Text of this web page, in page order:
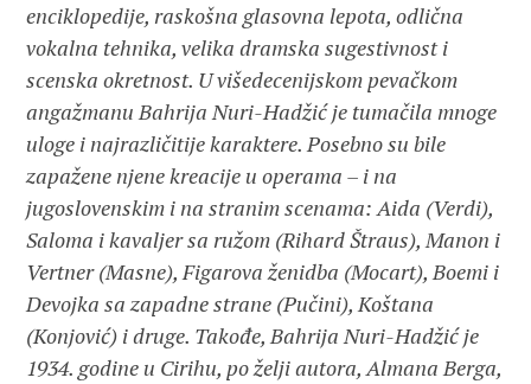
enciklopedije, raskošna glasovna lepota, odlična
vokalna tehnika, velika dramska sugestivnost i
scenska okretnost. U višedecenijskom pevačkom
angažmanu Bahrija Nuri-Hadžić je tumačila mnoge
uloge i najrazličitije karaktere. Posebno su bile
zapažene njene kreacije u operama – i na
jugoslovenskim i na stranim scenama: Aida (Verdi),
Saloma i kavaljer sa ružom (Rihard Štraus), Manon i
Vertner (Masne), Figarova ženidba (Mocart), Boemi i
Devojka sa zapadne strane (Pučini), Koštana
(Konjović) i druge. Takođe, Bahrija Nuri-Hadžić je
1934. godine u Cirihu, po želji autora, Almana Berga,